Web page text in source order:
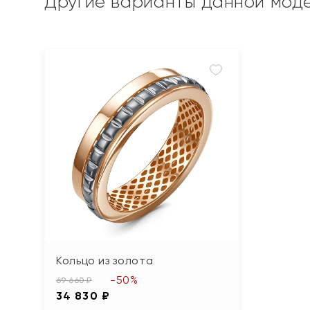
Кольцо из золота
69 660 ₽
34 830 ₽
-50%